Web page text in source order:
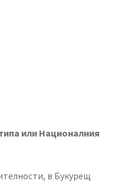
или Националния
в Букурещ